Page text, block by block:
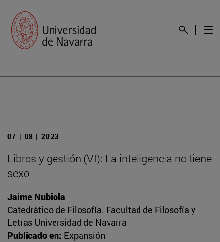
07 | 08 | 2023
Libros y gestión (VI): La inteligencia no tiene
sexo
Jaime Nubiola
Catedrático de Filosofía. Facultad de Filosofía y
Letras Universidad de Navarra
Publicado en: Expansión